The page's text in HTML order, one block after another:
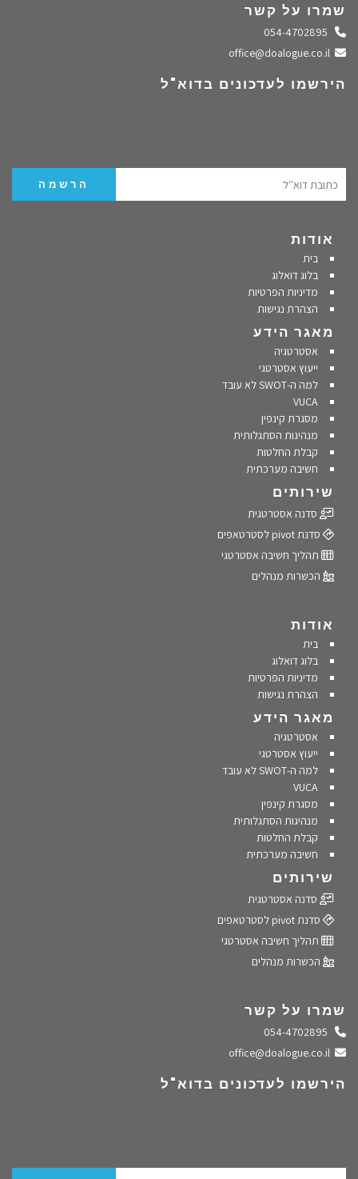
שמרו על קשר
התקשרו אלינו
שלחו מייל
הירשמו לעדכונים בדוא"ל
אודות
בית
בלוג דואלוג
מדיניות הפרטיות
הצהרת נגישות
מאגר הידע
אסטרטגיה
ייעוץ אסטרטגי
למה ה-SWOT לא עובד
VUCA
מסגרת קינפין
מנהיגות הסתגלותית
קבלת החלטות
חשיבה מערכתית
שירותים
סדנה אסטרטגית
סדנת pivot לסטרטאפים
תהליך חשיבה אסטרטגי
הכשרות מנהלים
אודות
בית
בלוג דואלוג
מדיניות הפרטיות
הצהרת נגישות
מאגר הידע
אסטרטגיה
ייעוץ אסטרטגי
למה ה-SWOT לא עובד
VUCA
מסגרת קינפין
מנהיגות הסתגלותית
קבלת החלטות
חשיבה מערכתית
שירותים
סדנה אסטרטגית
סדנת pivot לסטרטאפים
תהליך חשיבה אסטרטגי
הכשרות מנהלים
שמרו על קשר
התקשרו אלינו
שלחו מייל
הירשמו לעדכונים בדוא"ל